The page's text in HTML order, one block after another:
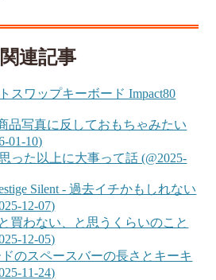
関連記事
スワップキーボード Impact80
品写真に反しておもちゃみたい
01-10)
った以上に大事って話 (@2025-
Silent - 過去イチかもしれない
12-07)
買わない、と思うくらいのこと
12-05)
のスペースバーの長さとキーキ
11-24)